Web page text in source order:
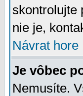
skontrolujte
nie je,
Návrat hore
Je vôbec
Nemusíte.